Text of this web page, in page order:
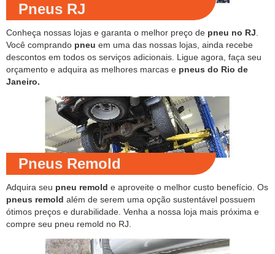
Pneus RJ
Conheça nossas lojas e garanta o melhor preço de pneu no RJ
Você comprando pneu em uma das nossas lojas, ainda recebe
descontos em todos os serviços adicionais. Ligue agora, faça seu
orçamento e adquira as melhores marcas e pneus do Rio de
Janeiro.
Pneus Remold
Adquira seu pneu remold e aproveite o melhor custo benefício. Os
pneus remold além de serem uma opção sustentável possuem
ótimos preços e durabilidade. Venha a nossa loja mais próxima e
compre seu pneu remold no RJ.